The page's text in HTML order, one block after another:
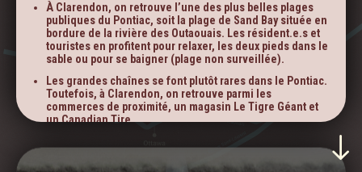
À Clarendon, on retrouve l’une des plus belles plages
publiques du Pontiac, soit la plage de Sand Bay située en
bordure de la rivière des Outaouais. Les résident.e.s et
touristes en profitent pour relaxer, les deux pieds dans le
sable ou pour se baigner (plage non surveillée).
Les grandes chaînes se font plutôt rares dans le Pontiac.
Toutefois, à Clarendon, on retrouve parmi les
commerces de proximité, un magasin Le Tigre Géant et
un Canadian Tire.